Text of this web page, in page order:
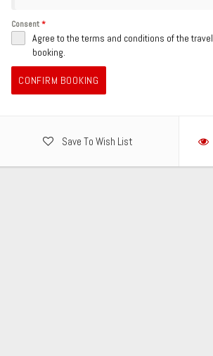
Consent*
Agree to the terms and conditions of the travel
booking.
CONFIRM BOOKING
Save To Wish List